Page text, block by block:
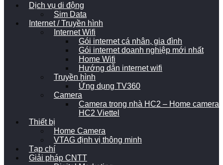
Dịch vụ di động
Sim Data
Internet / Truyền hình
Internet Wifi
Gói internet cá nhân, gia đình
Gói internet doanh nghiệp mới nhất
Home Wifi
Hướng dẫn internet wifi
Truyền hình
Ứng dụng TV360
Camera
Camera trong nhà HC2 – Home camera
HC2 Viettel
Thiết bị
Home Camera
VTAG định vị thông minh
Tạp chí
Giải pháp CNTT